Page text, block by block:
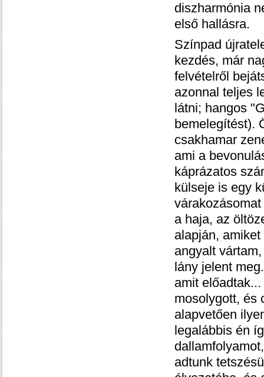
diszharmónia
első hallásra.
Színpad
kezdés, már
felvételről
azonnal teljes
látni; hangos
bemelegítést).
csakhamar
ami a
káprázatos
külseje is egy
a haja, az
alapján,
angyalt
lány jelent
amit
mosolygott, és
alapvetően
legalábbis én
adtunk